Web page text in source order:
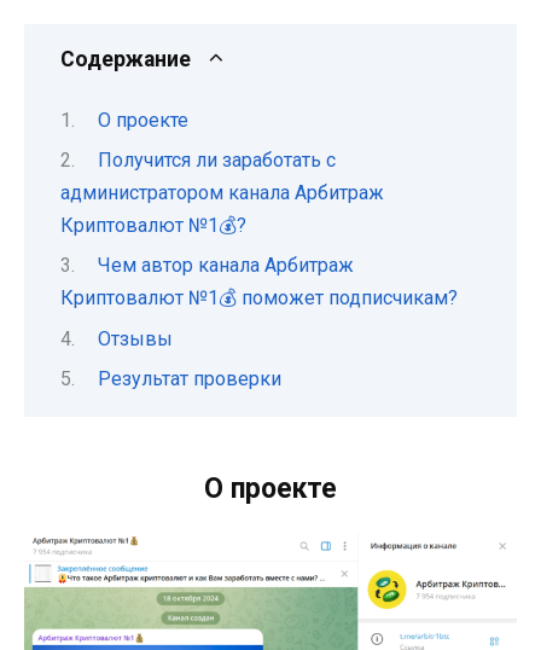
Содержание
О проекте
Получится ли заработать с
администратором канала Арбитраж
Криптовалют №1💰?
Чем автор канала Арбитраж
Криптовалют №1💰 поможет подписчикам?
Отзывы
Результат проверки
О проекте